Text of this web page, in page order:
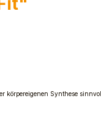
körpereigenen Synthese